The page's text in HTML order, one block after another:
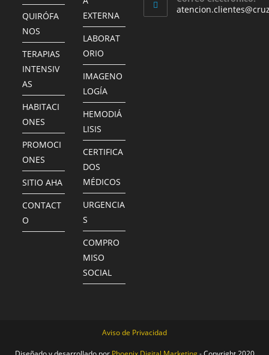
QUIRÓFA
NOS
TERAPIAS
INTENSIV
AS
HABITACI
ONES
PROMOCI
ONES
SITIO AHA
CONTACT
O
EXTERNA
LABORAT
ORIO
IMAGENO
LOGÍA
HEMODIÁ
LISIS
CERTIFICA
DOS
MÉDICOS
URGENCIA
S
COMPRO
MISO
SOCIAL
Aviso de Privacidad